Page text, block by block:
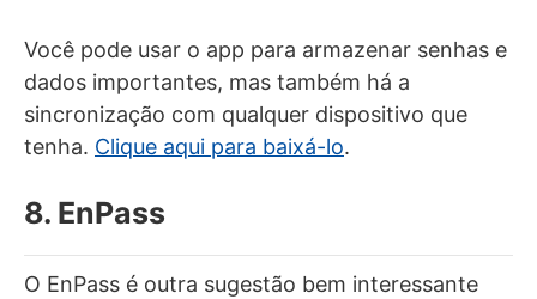
Você pode usar o app para armazenar senhas e
dados importantes, mas também há a
sincronização com qualquer dispositivo que
tenha. Clique aqui para baixá-lo.
8. EnPass
O EnPass é outra sugestão bem interessante